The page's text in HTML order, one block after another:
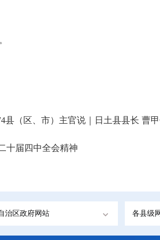
（区、市）主官说｜日土县县长 曹
十届四中全会精神
治区政府网站 各县级